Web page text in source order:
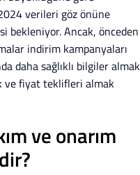
verileri göz önüne
bekleniyor. Ancak, önceden
indirim kampanyaları
daha sağlıklı bilgiler almak
ve fiyat teklifleri almak
ve onarım